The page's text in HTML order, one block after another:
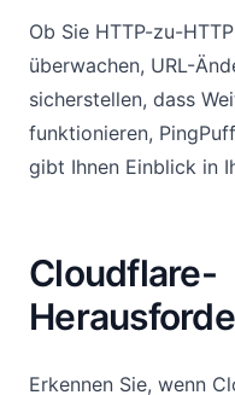
Ob Sie HTTP-zu-
überwachen, URL-
sicherstellen, dass
funktionieren,
gibt Ihnen Einblick in
Cloudflare-
Erkennen Sie, wenn